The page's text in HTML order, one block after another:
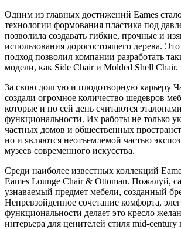
Одним из главных достижений Eames
технологии формования пластика под
позволила создавать гибкие, прочные и
использования дорогостоящего дерева.
подход позволил компании разработать
модели, как Side Chair и Molded Shell Chair.
За свою долгую и плодотворную карьеру
создали огромное количество шедевров
которые и по сей день считаются
функциональности. Их работы не только
частных домов и общественных
но и являются неотъемлемой частью
музеев современного искусства.
Среди наиболее известных коллекций
Eames Lounge Chair & Ottoman. Пожалуй,
узнаваемый предмет мебели, созданный
Непревзойденное сочетание комфорта,
функциональности делает это кресло
интерьера для ценителей стиля mid-century